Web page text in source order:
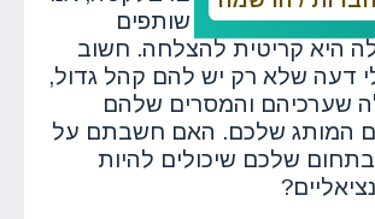
הבחירה הנכונה של שותפים
היא קריטית להצלחה. חשוב
דעה שלא רק יש להם קהל גדול,
שערכיהם והמסרים שלהם
המותג שלכם. האם חשבתם על
שלכם שיכולים להיות